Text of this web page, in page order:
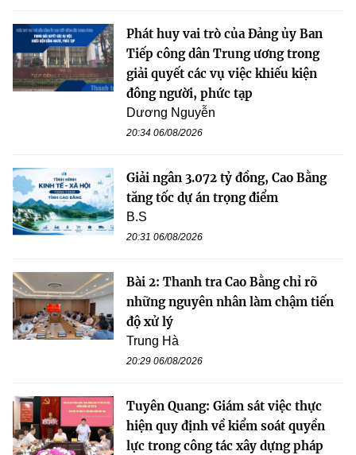
Phát huy vai trò của Đảng ủy Ban
Tiếp công dân Trung ương trong
giải quyết các vụ việc khiếu kiện
đông người, phức tạp
Dương Nguyễn
20:34 06/08/2026
Giải ngân 3.072 tỷ đồng, Cao Bằng
tăng tốc dự án trọng điểm
B.S
20:31 06/08/2026
Bài 2: Thanh tra Cao Bằng chỉ rõ
những nguyên nhân làm chậm tiến
độ xử lý
Trung Hà
20:29 06/08/2026
Tuyên Quang: Giám sát việc thực
hiện quy định về kiểm soát quyền
lực trong công tác xây dựng pháp